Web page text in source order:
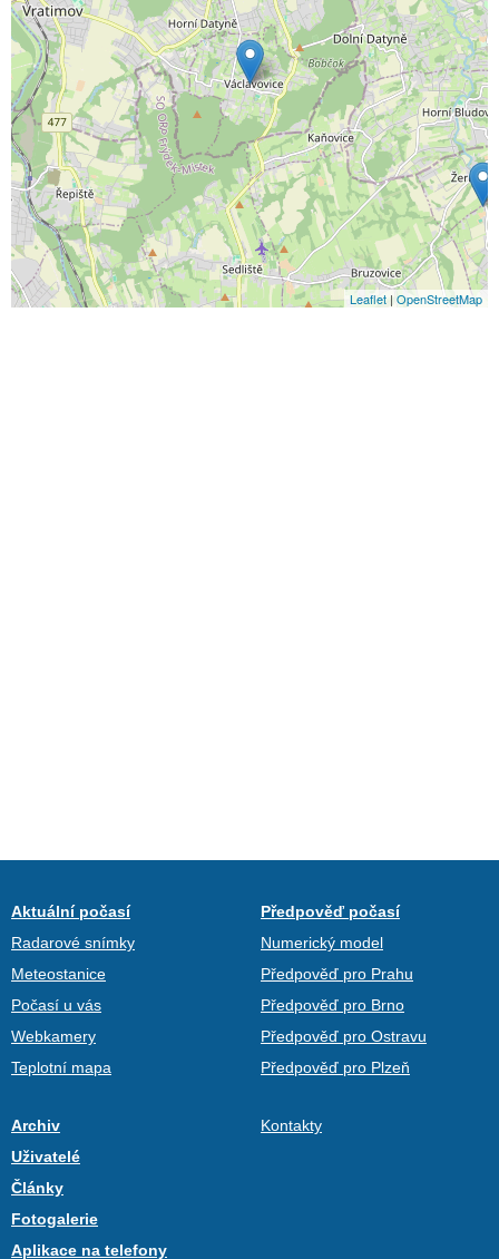
Leaflet | OpenStreetMap
Aktuální počasí
Radarové snímky
Meteostanice
Počasí u vás
Webkamery
Teplotní mapa
Předpověď počasí
Numerický model
Předpověď pro Prahu
Předpověď pro Brno
Předpověď pro Ostravu
Předpověď pro Plzeň
Archiv
Uživatelé
Články
Fotogalerie
Aplikace na telefony
Kontakty